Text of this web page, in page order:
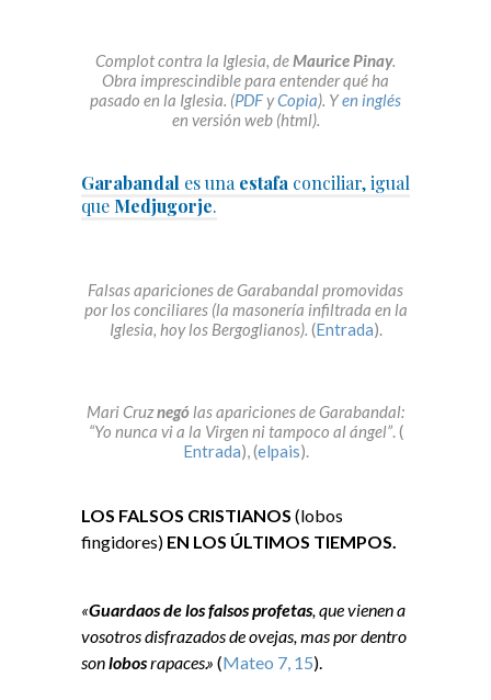
Complot contra la Iglesia, deMaurice Pinay.
Obra imprescindible para entender qué ha
pasado en la Iglesia. (PDFyCopia). Yen inglés
en versión web (html).
Garabandal es unaestafa conciliar, igual
que Medjugorje.
Falsas apariciones de Garabandal promovidas
por los conciliares (la masonería infiltrada en la
Iglesia, hoy los Bergoglianos). (Entrada).
Mari Cruznegó las apariciones de Garabandal:
“Yo nunca vi a la Virgen ni tampoco al ángel”. (
Entrada), (elpais).
LOS FALSOS CRISTIANOS (lobos
fingidores) EN LOS ÚLTIMOS TIEMPOS.
«Guardaos de los falsos profetas, que vienen a
vosotros disfrazados de ovejas, mas por dentro
sonlobosrapaces.» (Mateo 7, 15).